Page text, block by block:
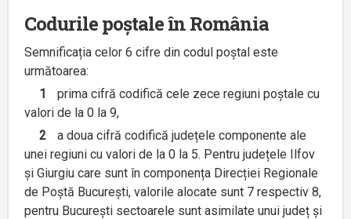
Codurile poștale în România
Semnificația celor 6 cifre din codul poștal este
următoarea:
1
prima cifră codifică cele zece regiuni poștale cu
valori de la 0 la 9,
2
a doua cifră codifică județele componente ale
unei regiuni cu valori de la 0 la 5. Pentru județele Ilfov
și Giurgiu care sunt în componența Direcției Regionale
de Poștă București, valorile alocate sunt 7 respectiv 8,
pentru București sectoarele sunt asimilate unui județ și